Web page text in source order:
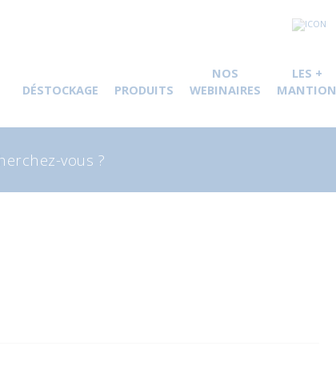
DÉSTOCKAGE PRODUITS
NOS
WEBINAIRES
LES +
MANTION
Recherche